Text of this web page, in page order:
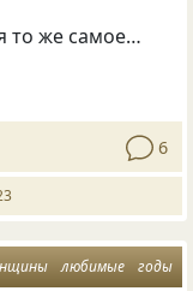
то же самое…
6
любимые годы